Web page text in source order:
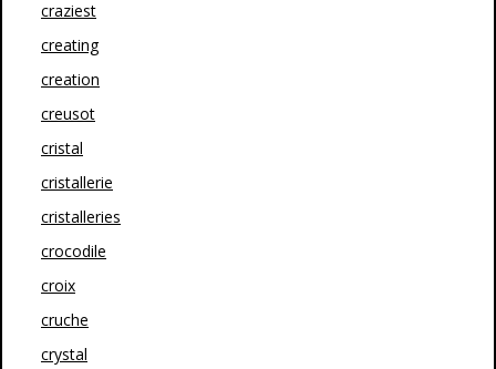
craziest
creating
creation
creusot
cristal
cristallerie
cristalleries
crocodile
croix
cruche
crystal